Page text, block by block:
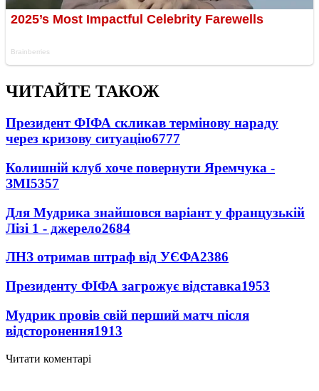
ЧИТАЙТЕ ТАКОЖ
Президент ФІФА скликав термінову нараду
через кризову ситуацію6777
Колишній клуб хоче повернути Яремчука -
ЗМІ5357
Для Мудрика знайшовся варіант у французькій
Лізі 1 - джерело2684
ЛНЗ отримав штраф від УЄФА2386
Президенту ФІФА загрожує відставка1953
Мудрик провів свій перший матч після
відсторонення1913
Читати коментарі